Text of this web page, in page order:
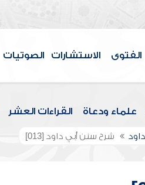
الفتوى الاستشارات الصوتيات
علماء ودعاة القراءات العشر
شرح سنن أبي داود [013]